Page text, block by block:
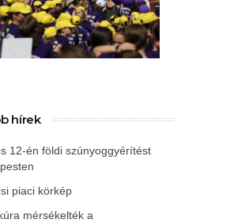
hírek
12-én földi szúnyoggyérítést
piaci körkép
mérsékelték a